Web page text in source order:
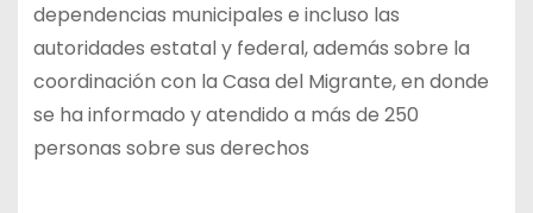
dependencias municipales e incluso las
autoridades estatal y federal, además sobre la
coordinación con la Casa del Migrante, en donde
se ha informado y atendido a más de 250
personas sobre sus derechos